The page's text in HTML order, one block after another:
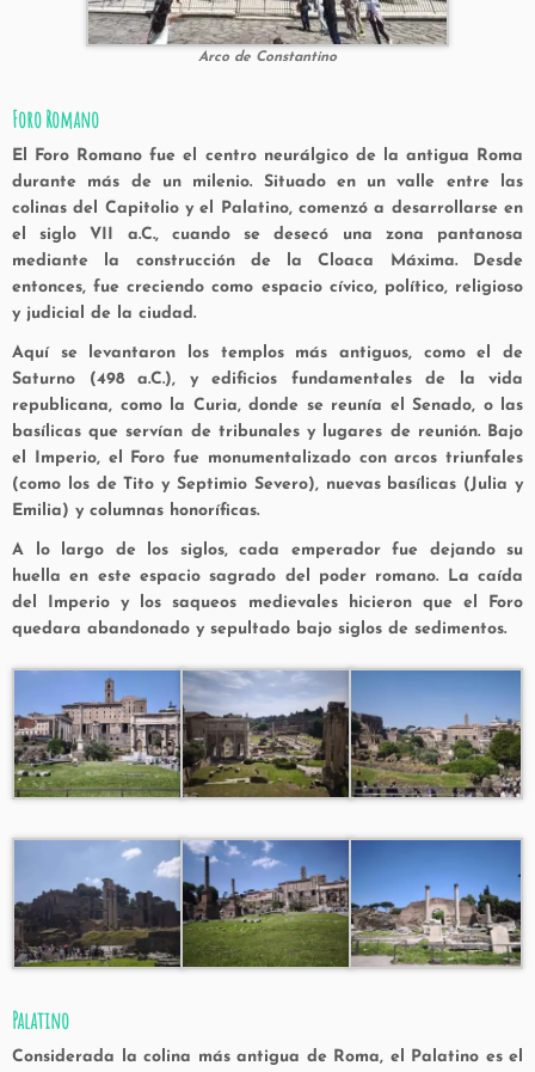
Arco de Constantino
Foro Romano
El Foro Romano fue el centro neurálgico de la antigua Roma
durante más de un milenio. Situado en un valle entre las
colinas del Capitolio y el Palatino, comenzó a desarrollarse en
el siglo VII a.C., cuando se desecó una zona pantanosa
mediante la construcción de la Cloaca Máxima. Desde
entonces, fue creciendo como espacio cívico, político, religioso
y judicial de la ciudad.
Aquí se levantaron los templos más antiguos, como el de
Saturno (498 a.C.), y edificios fundamentales de la vida
republicana, como la Curia, donde se reunía el Senado, o las
basílicas que servían de tribunales y lugares de reunión. Bajo
el Imperio, el Foro fue monumentalizado con arcos triunfales
(como los de Tito y Septimio Severo), nuevas basílicas (Julia y
Emilia) y columnas honoríficas.
A lo largo de los siglos, cada emperador fue dejando su
huella en este espacio sagrado del poder romano. La caída
del Imperio y los saqueos medievales hicieron que el Foro
quedara abandonado y sepultado bajo siglos de sedimentos.
Palatino
Considerada la colina más antigua de Roma, el Palatino es el